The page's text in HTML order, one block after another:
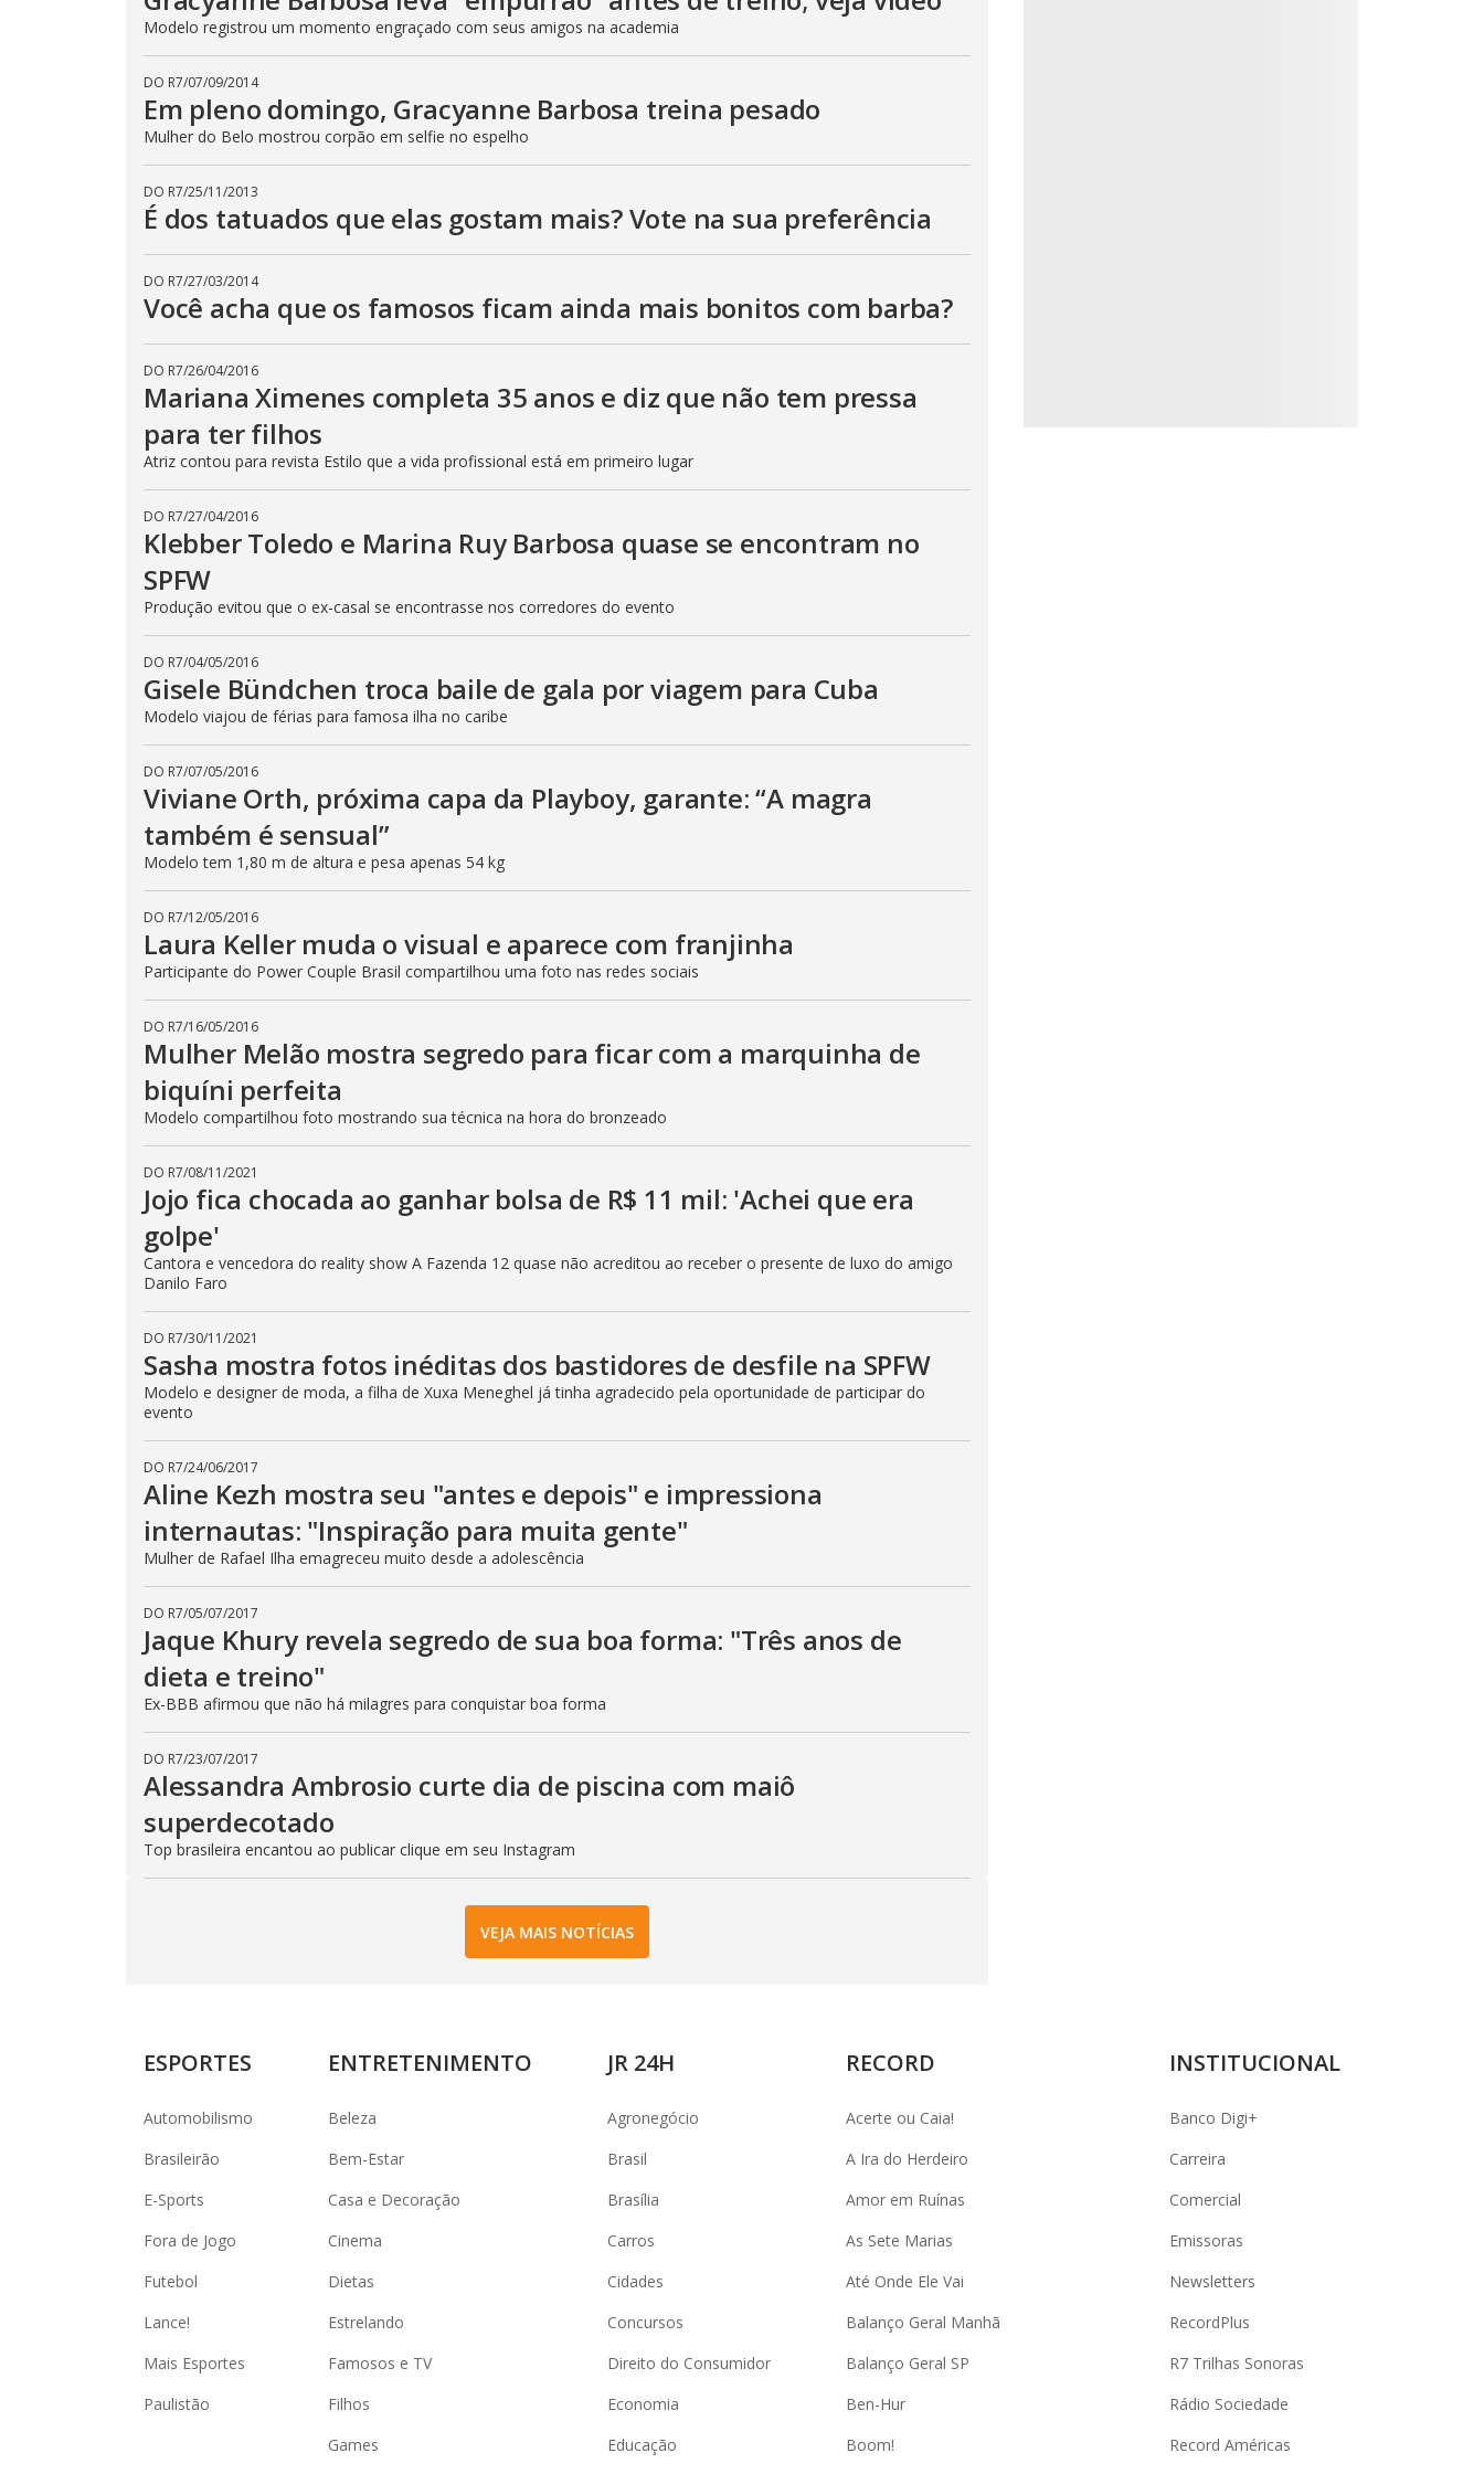
V
i
d
e
o
Modelo registrou um momento engraçado com seus amigos na academia
DO R7/07/09/2014
Em pleno domingo, Gracyanne Barbosa treina pesado
Mulher do Belo mostrou corpão em selfie no espelho
DO R7/25/11/2013
É dos tatuados que elas gostam mais? Vote na sua preferência
DO R7/27/03/2014
Você acha que os famosos ficam ainda mais bonitos com barba?
DO R7/26/04/2016
Mariana Ximenes completa 35 anos e diz que não tem pressa
para ter filhos
Atriz contou para revista Estilo que a vida profissional está em primeiro lugar
DO R7/27/04/2016
Klebber Toledo e Marina Ruy Barbosa quase se encontram no
SPFW
Produção evitou que o ex-casal se encontrasse nos corredores do evento
DO R7/04/05/2016
Gisele Bündchen troca baile de gala por viagem para Cuba
Modelo viajou de férias para famosa ilha no caribe
DO R7/07/05/2016
Viviane Orth, próxima capa da Playboy, garante: “A magra
também é sensual”
Modelo tem 1,80 m de altura e pesa apenas 54 kg
DO R7/12/05/2016
Laura Keller muda o visual e aparece com franjinha
Participante do Power Couple Brasil compartilhou uma foto nas redes sociais
DO R7/16/05/2016
Mulher Melão mostra segredo para ficar com a marquinha de
biquíni perfeita
Modelo compartilhou foto mostrando sua técnica na hora do bronzeado
DO R7/08/11/2021
Jojo fica chocada ao ganhar bolsa de R$ 11 mil: 'Achei que era
golpe'
Cantora e vencedora do reality show A Fazenda 12 quase não acreditou ao receber o presente de luxo do amigo
Danilo Faro
DO R7/30/11/2021
Sasha mostra fotos inéditas dos bastidores de desfile na SPFW
Modelo e designer de moda, a filha de Xuxa Meneghel já tinha agradecido pela oportunidade de participar do
evento
DO R7/24/06/2017
Aline Kezh mostra seu "antes e depois" e impressiona
internautas: "Inspiração para muita gente"
Mulher de Rafael Ilha emagreceu muito desde a adolescência
DO R7/05/07/2017
Jaque Khury revela segredo de sua boa forma: "Três anos de
dieta e treino"
Ex-BBB afirmou que não há milagres para conquistar boa forma
DO R7/23/07/2017
Alessandra Ambrosio curte dia de piscina com maiô
superdecotado
Top brasileira encantou ao publicar clique em seu Instagram
VEJA MAIS NOTÍCIAS
ESPORTES
Automobilismo
Brasileirão
E-Sports
Fora de Jogo
Futebol
Lance!
Mais Esportes
Paulistão
ENTRETENIMENTO
Beleza
Bem-Estar
Casa e Decoração
Cinema
Dietas
Estrelando
Famosos e TV
Filhos
Games
JR 24H
Agronegócio
Brasil
Brasília
Carros
Cidades
Concursos
Direito do Consumidor
Economia
Educação
RECORD
Acerte ou Caia!
A Ira do Herdeiro
Amor em Ruínas
As Sete Marias
Até Onde Ele Vai
Balanço Geral Manhã
Balanço Geral SP
Ben-Hur
Boom!
INSTITUCIONAL
Banco Digi+
Carreira
Comercial
Emissoras
Newsletters
RecordPlus
R7 Trilhas Sonoras
Rádio Sociedade
Record Américas